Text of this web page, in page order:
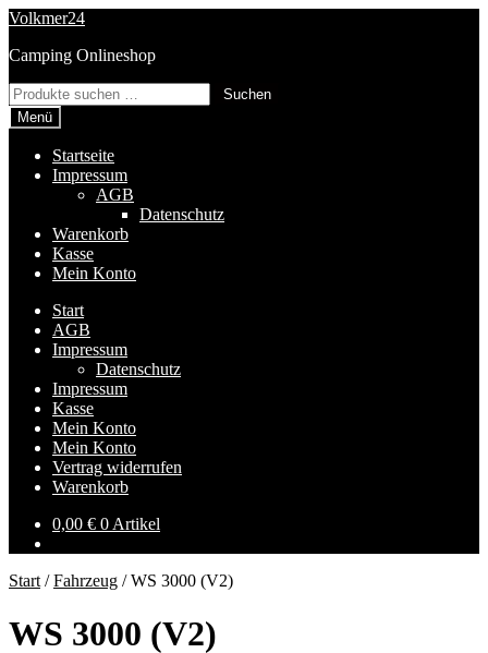
Zur
springen
Zum
springen
Volkmer24
Camping Onlineshop
Suchen
nach:
Suchen
Menü
Startseite
Impressum
AGB
Datenschutz
Warenkorb
Kasse
Mein Konto
Start
AGB
Impressum
Datenschutz
Impressum
Kasse
Mein Konto
Mein Konto
Vertrag widerrufen
Warenkorb
0,00 € 0 Artikel
Start /Fahrzeug /WS 3000 (V2)
WS 3000 (V2)